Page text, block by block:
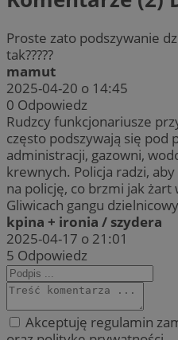
Proste zato podszywanie
tak?????
mamut
2025-04-20 o 14:45
0 Odpowiedz
Rudzcy funkcjonariusze
często podszywają się pod
administracji, gazowni,
krewnych. Policja radzi,
na policję, co brzmi jak żart
Gliwicach gangu
kpina + ironia / szydera
2025-04-17 o 21:01
5 Odpowiedz
Akceptuję regulamin